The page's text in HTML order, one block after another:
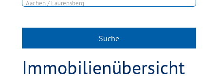
Immobilienübersicht